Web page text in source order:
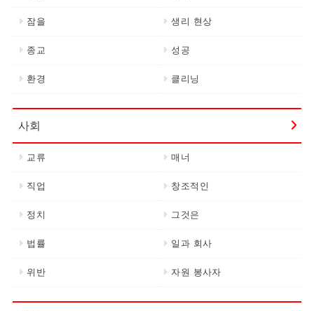
잠을 생리 현상
종교 성공
환경 클리닝
사회
교류 매너
직업 창조적인
정치 그것은
법률 일과 회사
위반 자원 봉사자